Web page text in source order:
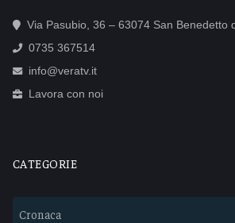
Via Pasubio, 36 – 63074 San Benedetto
0735 367514
info@veratv.it
Lavora con noi
CATEGORIE
Cronaca